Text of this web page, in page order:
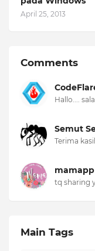
April 25, 2013
Comments
Hallo....
Semut
Terima
mamapp
tq sharing
Main Tags